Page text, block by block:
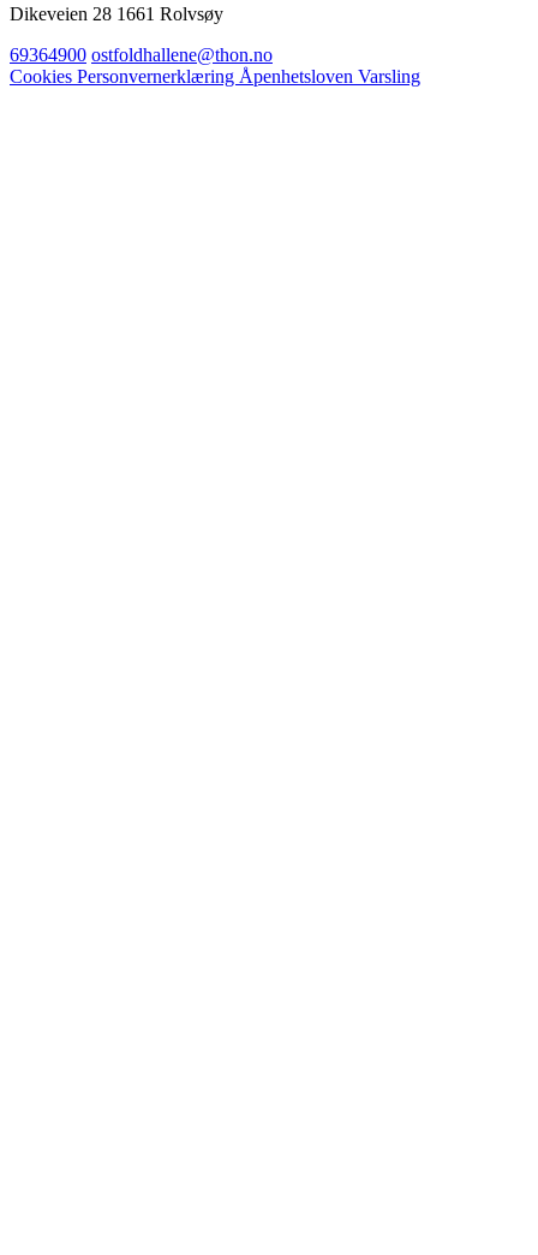
Dikeveien 28 1661 Rolvsøy
69364900 ostfoldhallene@thon.no
Cookies Personvernerklæring Åpenhetsloven Varsling